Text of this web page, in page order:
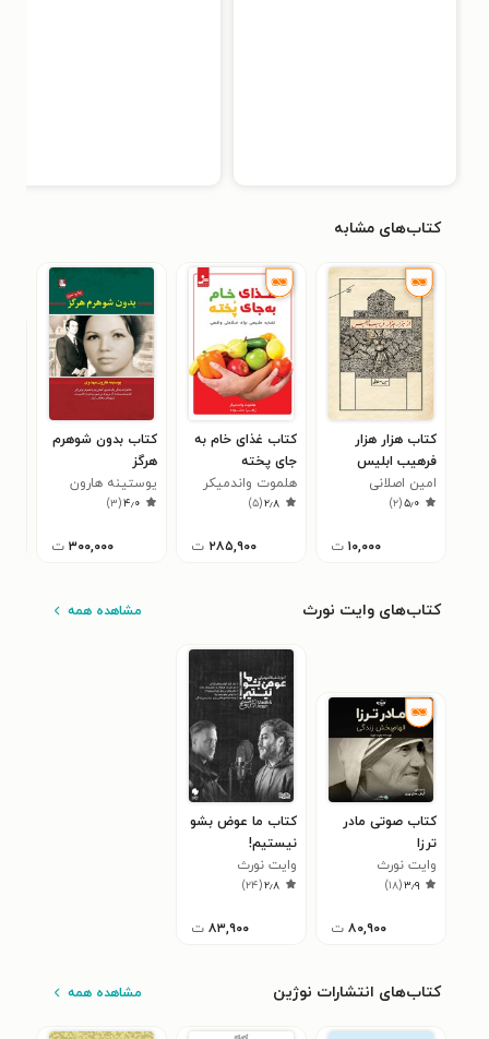
کتاب‌های مشابه
کتاب هزار هزار
فرهیب ابلیس
امین اصلانی
۵٫۰(۲)
۱۰,۰۰۰ ت
کتاب غذای خام به
جای پخته
هلموت واندمیکر
۲٫۸(۵)
۲۸۵,۹۰۰ ت
کتاب بدون شوهرم
هرگز
یوستینه هارون
مهدوی
۴٫۰(۳)
۳۰۰,۰۰۰ ت
کتاب‌های وایت نورث مشاهده همه
کتاب صوتی مادر
ترزا
وایت نورث
۳٫۹(۱۸)
۸۰,۹۰۰ ت
کتاب ما عوض بشو
نیستیم!
وایت نورث
۲٫۸(۲۴)
۸۳,۹۰۰ ت
کتاب‌های انتشارات نوژین مشاهده همه